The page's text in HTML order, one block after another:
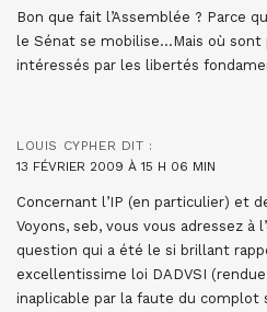
Bon que fait l’Assemblée ? Parce
le Sénat se mobilise…Mais où sont
intéressés par les libertés
LOUIS CYPHER DIT :
13 FÉVRIER 2009 À 15 H 06 MIN
Concernant l’IP (en particulier) et
Voyons, seb, vous vous adressez à
question qui a été le si brillant
excellentissime loi DADVSI
inaplicable par la faute du complot